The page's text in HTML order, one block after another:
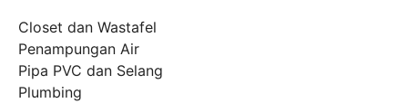
Closet dan Wastafel
Penampungan Air
Pipa PVC dan Selang
Plumbing